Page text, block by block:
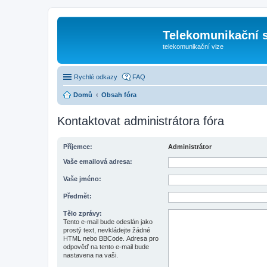
Telekomunikační
telekomunikační vize
Rychlé odkazy FAQ
Domů Obsah fóra
Kontaktovat administrátora fóra
Příjemce: Administrátor
Vaše emailová adresa:
Vaše jméno:
Předmět:
Tělo zprávy:
Tento e-mail bude odeslán jako
prostý text, nevkládejte žádné
HTML nebo BBCode. Adresa pro
odpověď na tento e-mail bude
nastavena na vaši.